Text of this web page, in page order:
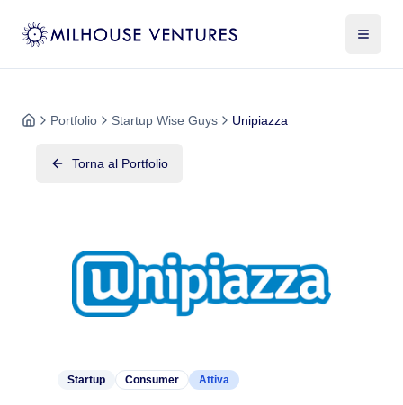
Portfolio Startup Wise Guys Unipiazza
Torna al Portfolio
Startup Consumer Attiva